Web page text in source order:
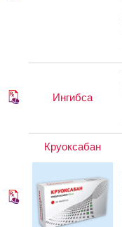
Ингибса
Круоксабан